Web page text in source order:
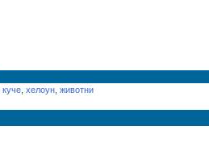
куче хелоун животни